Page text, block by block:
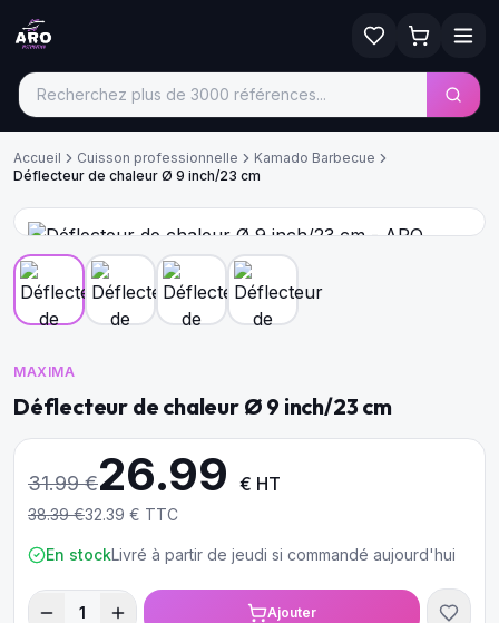
Accueil Cuisson professionnelle
Kamado Barbecue
Déflecteur de chaleur Ø 9 inch/23 cm
MAXIMA
Déflecteur de chaleur Ø 9 inch/23 cm
31.99€26.99 € HT
38.39€32.39 € TTC
En stockLivré à partir de jeudi si commandé aujourd'hui
1 Ajouter